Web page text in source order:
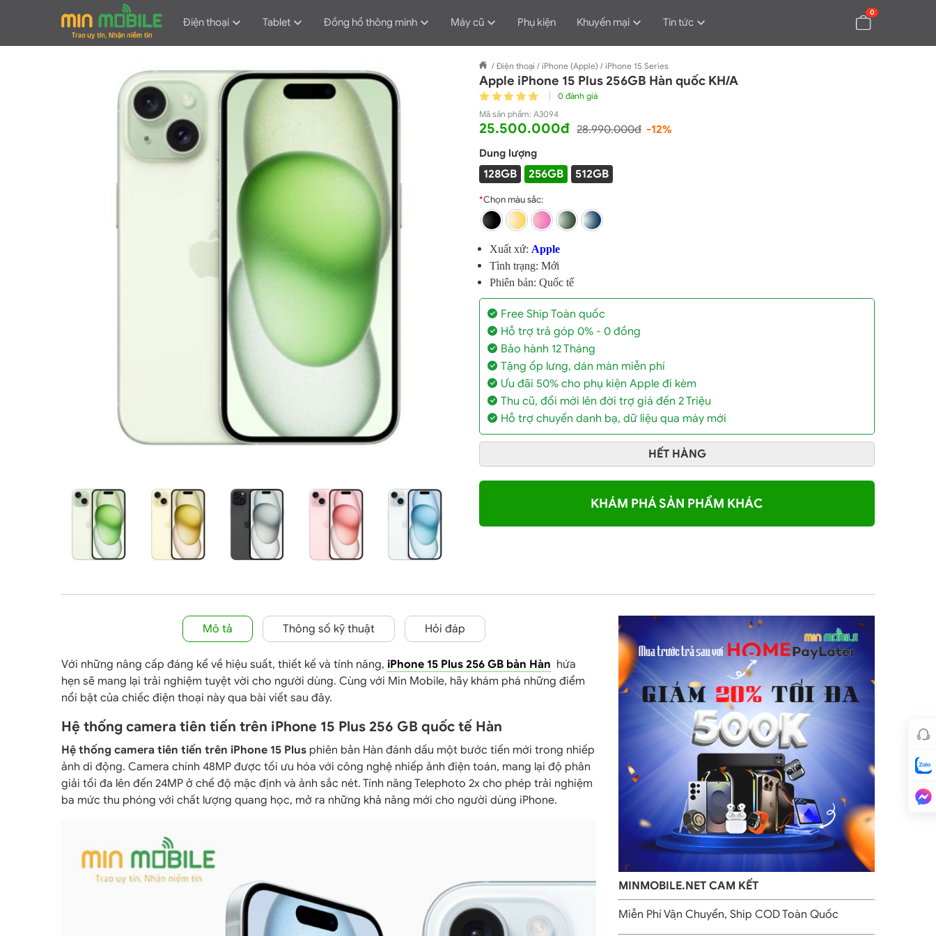
0
Điện thoại Tablet Đồng hồ thông minh Máy cũ Phụ kiện Khuyến mại Tin tức
/ Điện thoại / iPhone (Apple) / iPhone 15 Series
Apple iPhone 15 Plus 256GB Hàn quốc KH/A
0 đánh giá
Mã sản phẩm: A3094
25.500.000đ 28.990.000đ -12%
Dung lượng
128GB 256GB 512GB
*Chọn màu sắc:
Xuất xứ: Apple
Tình trạng: Mới
Phiên bản: Quốc tế
Free Ship Toàn quốc
Hỗ trợ trả góp 0% - 0 đồng
Bảo hành 12 Tháng
Tặng ốp lưng, dán màn miễn phí
Ưu đãi 50% cho phụ kiện Apple đi kèm
Thu cũ, đổi mới lên đời trợ giá đến 2 Triệu
Hỗ trợ chuyển danh bạ, dữ liệu qua máy mới
HẾT HÀNG
KHÁM PHÁ SẢN PHẨM KHÁC
Mô tả Thông số kỹ thuật Hỏi đáp
Với những nâng cấp đáng kể về hiệu suất, thiết kế và tính năng, iPhone 15 Plus 256 GB bản Hàn hứa
hẹn sẽ mang lại trải nghiệm tuyệt vời cho người dùng. Cùng với Min Mobile, hãy khám phá những điểm
nổi bật của chiếc điện thoại này qua bài viết sau đây.
Hệ thống camera tiên tiến trên iPhone 15 Plus 256 GB quốc tế Hàn
Hệ thống camera tiên tiến trên iPhone 15 Plus phiên bản Hàn đánh dấu một bước tiến mới trong nhiếp
ảnh di động. Camera chính 48MP được tối ưu hóa với công nghệ nhiếp ảnh điện toán, mang lại độ phân
giải tối đa lên đến 24MP ở chế độ mặc định và ảnh sắc nét. Tính năng Telephoto 2x cho phép trải nghiệm
ba mức thu phóng với chất lượng quang học, mở ra những khả năng mới cho người dùng iPhone.
MINMOBILE.NET CAM KẾT
Miễn Phí Vận Chuyển, Ship COD Toàn Quốc